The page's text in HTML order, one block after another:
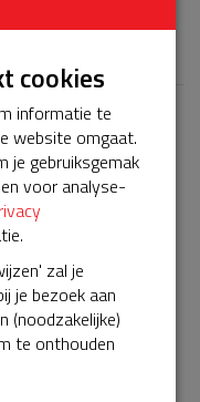
cookies
informatie te
website omgaat.
je gebruiksgemak
voor analyse-
zal je
je bezoek aan
(noodzakelijke)
te onthouden